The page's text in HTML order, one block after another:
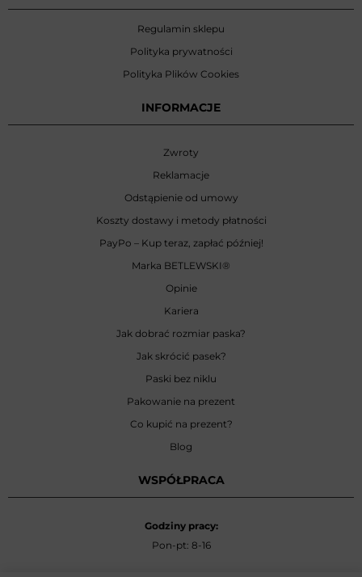
Regulamin sklepu
Polityka prywatności
Polityka Plików Cookies
INFORMACJE
Zwroty
Reklamacje
Odstąpienie od umowy
Koszty dostawy i metody płatności
PayPo – Kup teraz, zapłać później!
Marka BETLEWSKI®
Opinie
Kariera
Jak dobrać rozmiar paska?
Jak skrócić pasek?
Paski bez niklu
Pakowanie na prezent
Co kupić na prezent?
Blog
WSPÓŁPRACA
Godziny pracy:
Pon-pt: 8-16